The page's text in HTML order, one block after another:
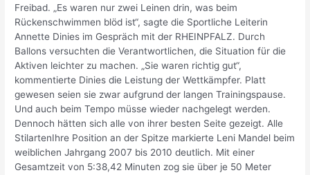
Freibad. „Es waren nur zwei Leinen drin, was beim
Rückenschwimmen blöd ist“, sagte die Sportliche Leiterin
Annette Dinies im Gespräch mit der RHEINPFALZ. Durch
Ballons versuchten die Verantwortlichen, die Situation für die
Aktiven leichter zu machen. „Sie waren richtig gut“,
kommentierte Dinies die Leistung der Wettkämpfer. Platt
gewesen seien sie zwar aufgrund der langen Trainingspause.
Und auch beim Tempo müsse wieder nachgelegt werden.
Dennoch hätten sich alle von ihrer besten Seite gezeigt. Alle
StilartenIhre Position an der Spitze markierte Leni Mandel beim
weiblichen Jahrgang 2007 bis 2010 deutlich. Mit einer
Gesamtzeit von 5:38,42 Minuten zog sie über je 50 Meter